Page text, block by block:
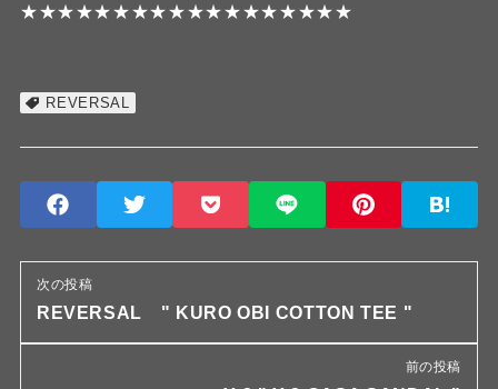
★★★★★★★★★★★★★★★★★★
REVERSAL
次の投稿
REVERSAL " KURO OBI COTTON TEE "
前の投稿